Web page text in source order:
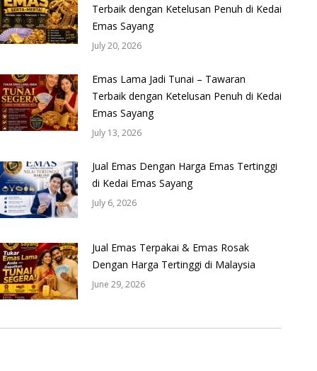
Terbaik dengan Ketelusan Penuh di Kedai
Emas Sayang
July 20, 2026
Emas Lama Jadi Tunai – Tawaran
Terbaik dengan Ketelusan Penuh di Kedai
Emas Sayang
July 13, 2026
Jual Emas Dengan Harga Emas Tertinggi
di Kedai Emas Sayang
July 6, 2026
Jual Emas Terpakai & Emas Rosak
Dengan Harga Tertinggi di Malaysia
June 29, 2026